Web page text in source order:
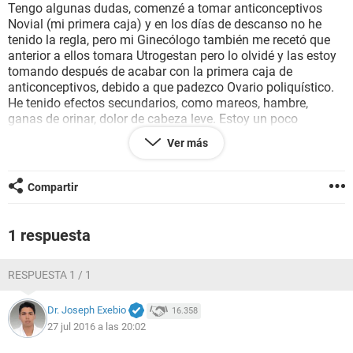
SEXUALIDAD
GLOSARIO
Tengo algunas dudas, comenzé a tomar anticonceptivos
Novial (mi primera caja) y en los días de descanso no he
tenido la regla, pero mi Ginecólogo también me recetó que
anterior a ellos tomara Utrogestan pero lo olvidé y las estoy
tomando después de acabar con la primera caja de
anticonceptivos, debido a que padezco Ovario poliquístico.
He tenido efectos secundarios, como mareos, hambre,
ganas de orinar, dolor de cabeza leve. Estoy un poco
preocupado por todo ello, pues mi regla no viene como
debiera, a pesar de que acabo de iniciar vida sexual, siempre
tal) y yo tomé las pastillas siendo que no estaba dentro de
mi periodo. ¿Tienen la misma efectividad? . Y si bien es
¿cierto? si sólo te limitas a masturbación y sexo oral. Ojalá
puedan responder a todo esto.
Ver más
Compartir
1 respuesta
RESPUESTA 1 / 1
Dr. Joseph Exebio 16.358
27 jul 2016 a las 20:02